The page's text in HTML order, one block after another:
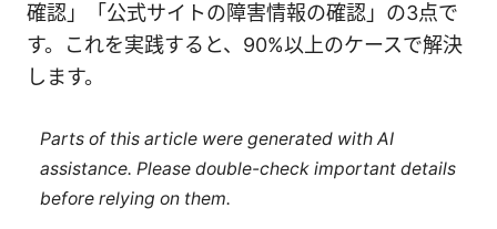
確認」「公式サイトの障害情報の確認」の3点で
す。これを実践すると、90%以上のケースで解決
します。
Parts of this article were generated with AI
assistance. Please double-check important details
before relying on them.